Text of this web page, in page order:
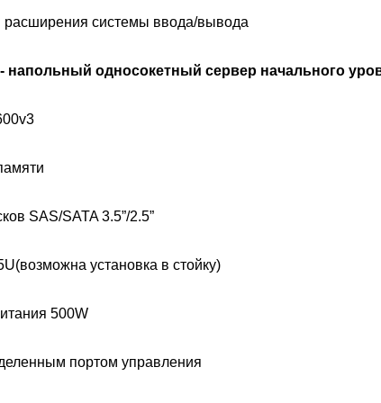
расширения системы ввода/вывода
напольный односокетный сервер начального
SAS/SATA 3.5”/2.5”
установка в стойку)
500W
портом управления